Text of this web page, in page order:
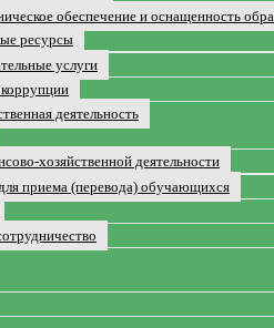
обеспечение и оснащенность
ресурсы
услуги
деятельность
хозяйственной деятельности
приема (перевода) обучающихся